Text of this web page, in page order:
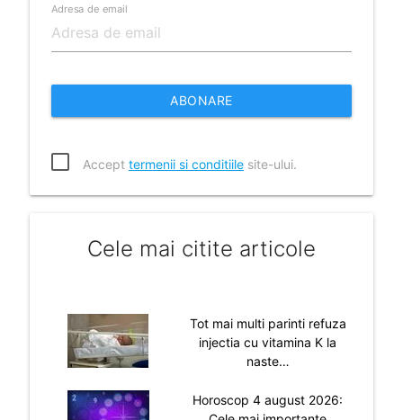
Adresa de email
ABONARE
Accept termenii si conditiilesite-ului.
Cele mai citite articole
Tot mai multi parinti refuza
injectia cu vitamina K la
naste…
Horoscop 4 august 2026: